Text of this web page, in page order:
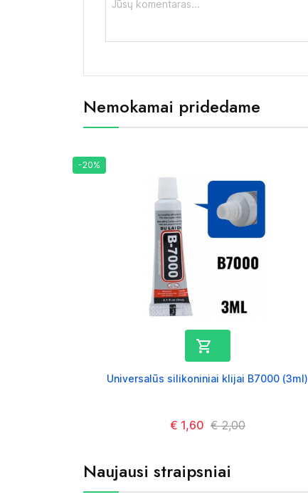
Nemokamai pridedame
-20%

Universalūs silikoniniai klijai B7000 (3ml)
Kaina
€ 1,60 Kaina
€ 2,00
Naujausi straipsniai